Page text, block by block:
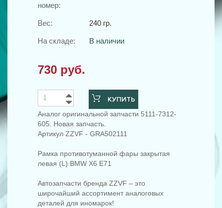
номер:
Вес: 240 гр.
На складе: В наличии
730 руб.
КУПИТЬ
Аналог оригинальной запчасти 5111-7312-
605. Новая запчасть.
Артикул ZZVF - GRA502111
Рамка противотуманной фары закрытая
левая (L) BMW X6 E71
Автозапчасти бренда ZZVF – это
широчайший ассортимент аналоговых
деталей для иномарок!